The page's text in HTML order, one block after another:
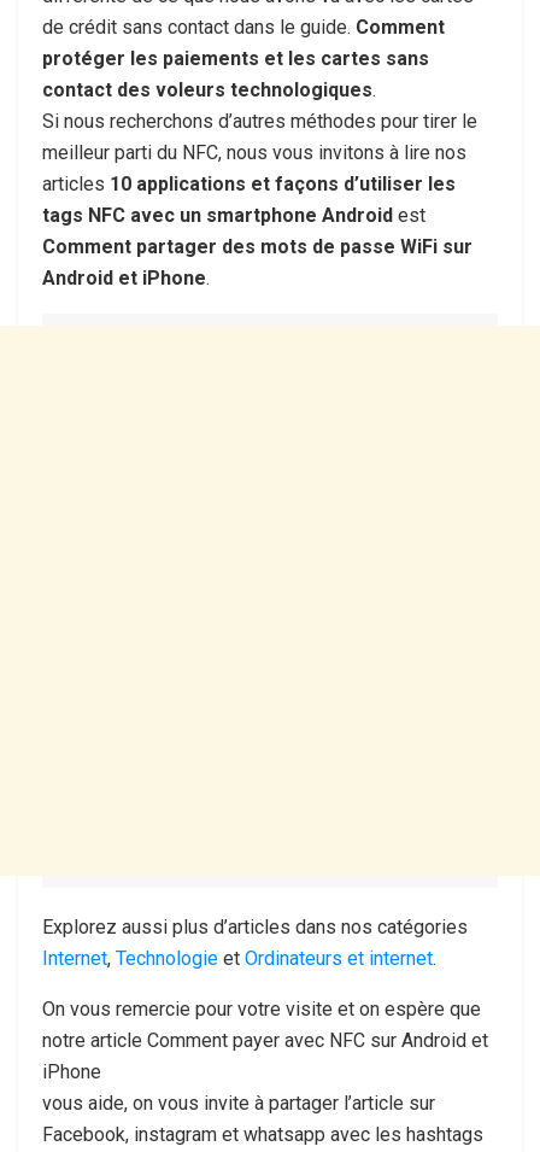
de crédit sans contact dans le guide. Comment
protéger les paiements et les cartes sans
contact des voleurs technologiques.
Si nous recherchons d’autres méthodes pour tirer le
meilleur parti du NFC, nous vous invitons à lire nos
articles 10 applications et façons d’utiliser les
tags NFC avec un smartphone Android est
Comment partager des mots de passe WiFi sur
Android et iPhone.
Explorez aussi plus d’articles dans nos catégories
Internet, Technologie et Ordinateurs et internet.
On vous remercie pour votre visite et on espère que
notre article Comment payer avec NFC sur Android et
iPhone
vous aide, on vous invite à partager l’article sur
Facebook, instagram et whatsapp avec les hashtags